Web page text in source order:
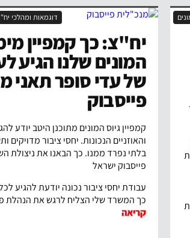
דוגמאות ומהלכי
יח"צ: כך קמפיין
המונים שלנו הגיע
של עדי סופר תאני
פייסבוק
קמפיין גיוס המונים מתוכנן היטב יודע
והאוזניים הנכונות. יחסי ציבור
בלתי נפרד ממנו. כך הבאנו את ניצולת
פייסבוק ישראל
עבודת יחסי ציבור נכונה יודעת להגיע
כך המשרד שלי הצליח לרגש את הנהלת
קריאה